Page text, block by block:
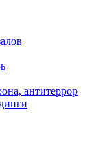
антитеррор